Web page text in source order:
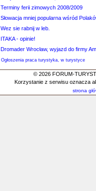
Terminy ferii zimowych 2008/2009
Słowacja mniej popularna wśród
Wez sie rabnij w leb.
ITAKA - opinie!
Dromader Wrocław, wyjazd do firmy
Ogłoszenia praca turystyka, w turystyce
© 2026 FORUM-
Korzystanie z serwisu oznacza
strona